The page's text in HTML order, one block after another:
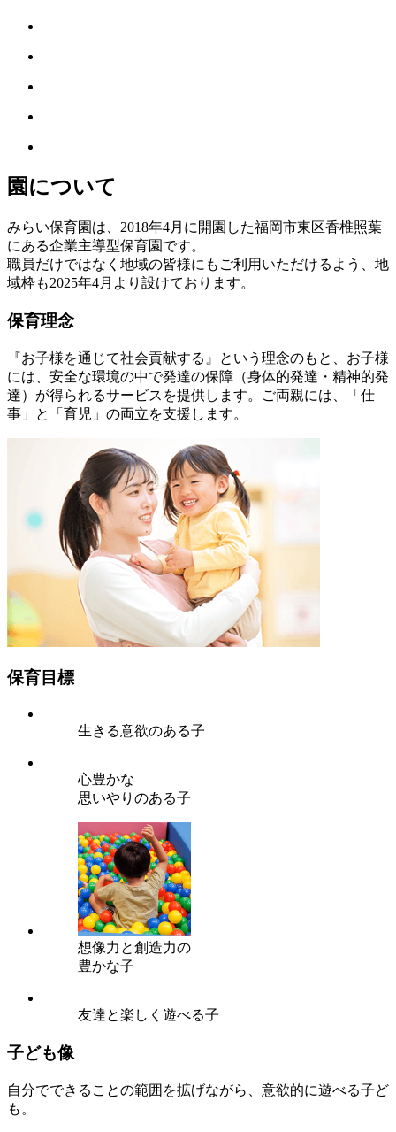
園について
みらい保育園は、2018年4月に開園した福岡市東区香椎照葉
にある企業主導型保育園です。
職員だけではなく地域の皆様にもご利用いただけるよう、地
域枠も2025年4月より設けております。
保育理念
『お子様を通じて社会貢献する』という理念のもと、お子様
には、安全な環境の中で発達の保障（身体的発達・精神的発
達）が得られるサービスを提供します。ご両親には、「仕
事」と「育児」の両立を支援します。
保育目標
生きる意欲のある子
心豊かな
思いやりのある子
想像力と創造力の
豊かな子
友達と楽しく遊べる子
子ども像
自分でできることの範囲を拡げながら、意欲的に遊べる子ど
も。